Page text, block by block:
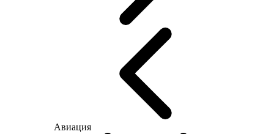
Авиация